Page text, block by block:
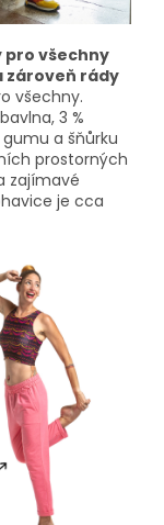
pro všechny
zároveň rády
všechny.
3 %
a šňůrku
prostorných
zajímavé
je cca